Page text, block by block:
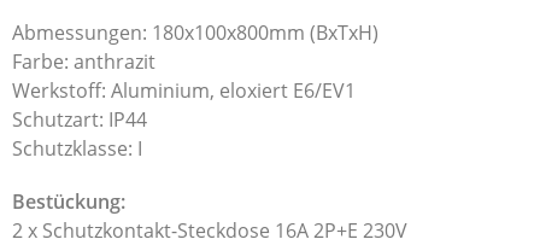
Abmessungen: 180x100x800mm (BxTxH)
Farbe: anthrazit
Werkstoff: Aluminium, eloxiert E6/EV1
Schutzart: IP44
Schutzklasse: I
Bestückung:
2 x Schutzkontakt-Steckdose 16A 2P+E 230V